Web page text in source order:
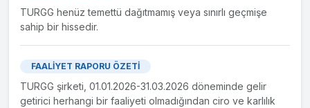
TURGG henüz temettü dağıtmamış veya sınırlı geçmişe
sahip bir hissedir.
FAALİYET RAPORU ÖZETİ
TURGG şirketi, 01.01.2026-31.03.2026 döneminde gelir
getirici herhangi bir faaliyeti olmadığından ciro ve karlılık